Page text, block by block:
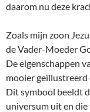
daarom nu deze
Zoals mijn zoon
de Vader-Moeder
De eigenschappen
mooier geïllustreerd
Dit symbool beeldt
universum uit en